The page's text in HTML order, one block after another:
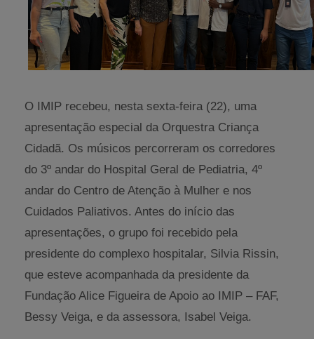
O IMIP recebeu, nesta sexta-feira (22), uma
apresentação especial da Orquestra Criança
Cidadã. Os músicos percorreram os corredores
do 3º andar do Hospital Geral de Pediatria, 4º
andar do Centro de Atenção à Mulher e nos
Cuidados Paliativos. Antes do início das
apresentações, o grupo foi recebido pela
presidente do complexo hospitalar, Silvia Rissin,
que esteve acompanhada da presidente da
Fundação Alice Figueira de Apoio ao IMIP – FAF,
Bessy Veiga, e da assessora, Isabel Veiga.